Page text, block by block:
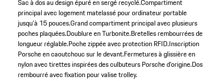
Sac à dos au design épuré en sergé recyclé.Compartiment
principal avec logement matelassé pour ordinateur portable
jusqu’à 15 pouces.Grand compartiment principal avec plusieurs
poches plaquées.Doublure en Turbonite.Bretelles rembourrées de
longueur réglable.Poche zippée avec protection RFID.Inscription
Porsche en caoutchouc sur le devant.Fermetures à glissière en
nylon avec tirettes inspirées des culbuteurs Porsche d’origine.Dos
rembourré avec fixation pour valise trolley.